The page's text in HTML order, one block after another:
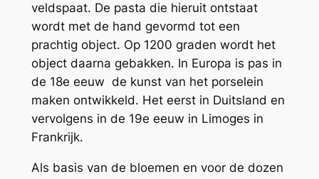
veldspaat. De pasta die hieruit ontstaat
wordt met de hand gevormd tot een
prachtig object. Op 1200 graden wordt het
object daarna gebakken. In Europa is pas in
de 18e eeuw de kunst van het porselein
maken ontwikkeld. Het eerst in Duitsland en
vervolgens in de 19e eeuw in Limoges in
Frankrijk.
Als basis van de bloemen en voor de dozen